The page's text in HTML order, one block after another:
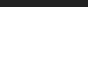
© IATTC, 2022-2026